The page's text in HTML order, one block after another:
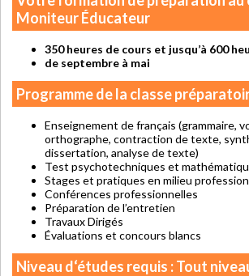
Moniteur Éducateur
350 heures de cours et jusqu’à 600
de septembre à mai
Programme de la classe
Enseignement de français (grammaire,
orthographe, contraction de texte,
dissertation, analyse de texte)
Test psychotechniques et
Stages et pratiques en milieu
Conférences professionnelles
Préparation de l’entretien
Travaux Dirigés
Évaluations et concours blancs
Niveau d‘études requis : Tout